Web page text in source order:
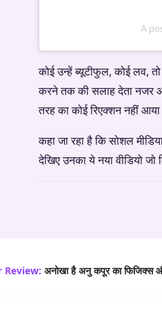
A
कोई उन्हें ब्यूटीफुल, कोई लव,
करने तक की सलाह देता नजर
तरह का कोई रिएक्शन नहीं
कहा जा रहा है कि सोशल
देखिए उनका ये नया वीडियो जो
अनोखा है अनु कपूर का फिजिक्स और